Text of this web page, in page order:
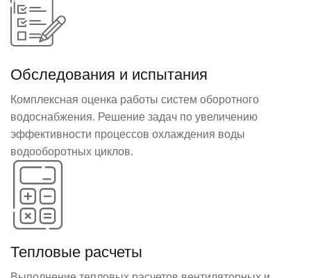
Обследования и испытания
Комплексная оценка работы систем оборотного
водоснабжения. Решение задач по увеличению
эффективности процессов охлаждения воды
водооборотных циклов.
Тепловые расчеты